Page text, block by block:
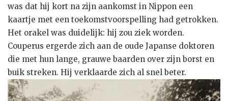
was dat hij kort na zijn aankomst in Nippon een
kaartje met een toekomstvoorspelling had getrokken.
Het orakel was duidelijk: hij zou ziek worden.
Couperus ergerde zich aan de oude Japanse doktoren
die met hun lange, grauwe baarden over zijn borst en
buik streken. Hij verklaarde zich al snel beter.